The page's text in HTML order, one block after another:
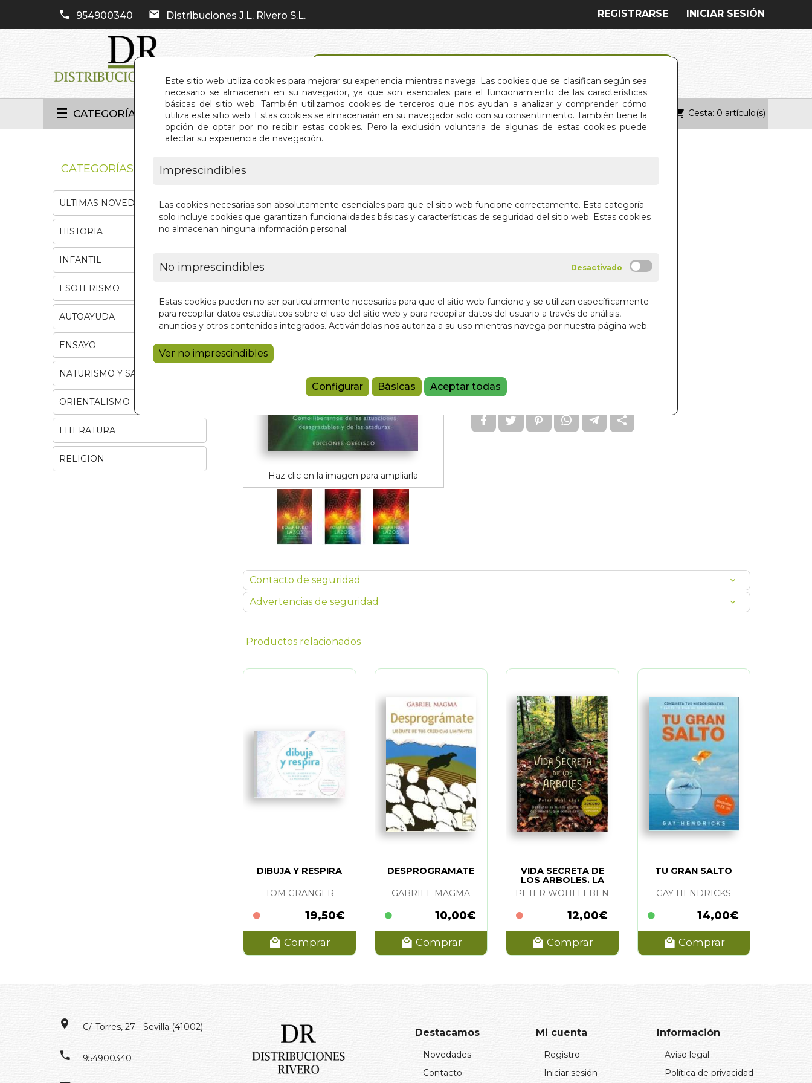
Este sitio web utiliza cookies para mejorar su experiencia mientras navega. Las cookies que se clasifican según sea
necesario se almacenan en su navegador, ya que son esenciales para el funcionamiento de las características
básicas del sitio web. También utilizamos cookies de terceros que nos ayudan a analizar y comprender cómo
utiliza este sitio web. Estas cookies se almacenarán en su navegador solo con su consentimiento. También tiene la
opción de optar por no recibir estas cookies. Pero la exclusión voluntaria de algunas de estas cookies puede
afectar su experiencia de navegación.
Imprescindibles
Las cookies necesarias son absolutamente esenciales para que el sitio web funcione correctamente. Esta categoría
solo incluye cookies que garantizan funcionalidades básicas y características de seguridad del sitio web. Estas cookies
no almacenan ninguna información personal.
No imprescindibles
Estas cookies pueden no ser particularmente necesarias para que el sitio web funcione y se utilizan específicamente
para recopilar datos estadísticos sobre el uso del sitio web y para recopilar datos del usuario a través de análisis,
anuncios y otros contenidos integrados. Activándolas nos autoriza a su uso mientras navega por nuestra página web.
Ver no imprescindibles
Configurar Básicas Aceptar todas
954900340 Distribuciones J.L. Rivero S.L. INICIAR SESIÓN
REGISTRARSE
CATEGORÍAS INICIO QUIÉNES SOMOS CONTACTO Cesta: 0 artículo(s)
Haz clic en la imagen para ampliarla
ROMPIENDO LAZOS
9,00 €
9788497774871
Referencia:
Contacto de seguridad
Advertencias de seguridad
Productos relacionados
DIBUJA Y RESPIRA
TOM GRANGER
19,50€
Comprar
DESPROGRAMATE
GABRIEL MAGMA
10,00€
Comprar
VIDA SECRETA DE
LOS ARBOLES. LA
PETER WOHLLEBEN
12,00€
Comprar
TU GRAN SALTO
GAY HENDRICKS
14,00€
Comprar
CATEGORÍAS
ULTIMAS NOVEDADES
HISTORIA
INFANTIL
ESOTERISMO
AUTOAYUDA
ENSAYO
NATURISMO Y SALUD
ORIENTALISMO
LITERATURA
RELIGION
C/. Torres, 27 - Sevilla (41002)
954900340
Destacamos
Novedades
Contacto
Mi cuenta
Registro
Iniciar sesión
Información
Aviso legal
Política de privacidad